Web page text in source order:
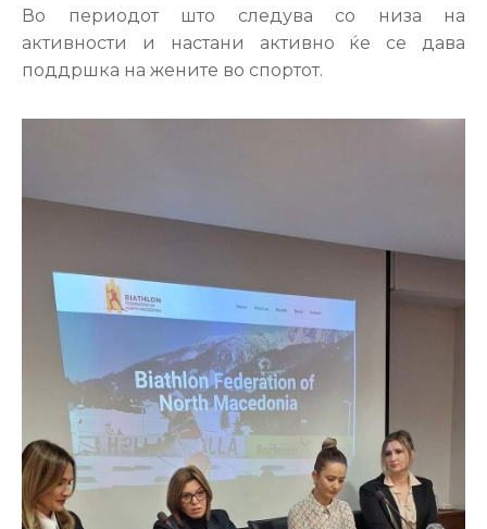
Во периодот што следува со низа на
активности и настани активно ќе се дава
поддршка на жените во спортот.